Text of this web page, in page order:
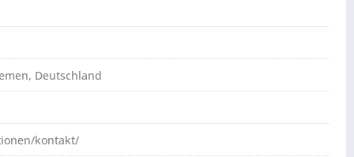
Deutschland
kontakt/